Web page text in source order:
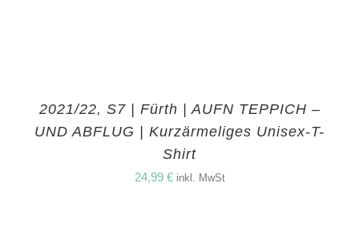
2021/22, S7 | Fürth | AUFN TEPPICH –
UND ABFLUG | Kurzärmeliges Unisex-T-
Shirt
24,99 € inkl. MwSt